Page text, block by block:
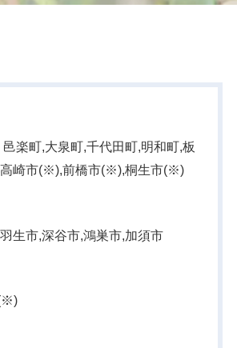
楽町,大泉町,千代田町,明和町,板
高崎市(※),前橋市(※),桐生市(※)
生市,深谷市,鴻巣市,加須市